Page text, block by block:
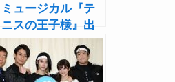
ミュージカル『テ
ニスの王子様』出
演者名鑑【青学
（せいがく）編】
――「テニミュ出